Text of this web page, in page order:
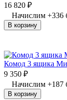
16 820 ₽
Начислим +336
В корзину
Комод 3 ящика
9 350 ₽
Начислим +187
В корзину